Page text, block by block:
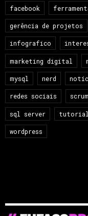
facebook
gerência de projetos
infografico
marketing digital
mysql nerd
redes sociais scrum
sql server tutorial
wordpress